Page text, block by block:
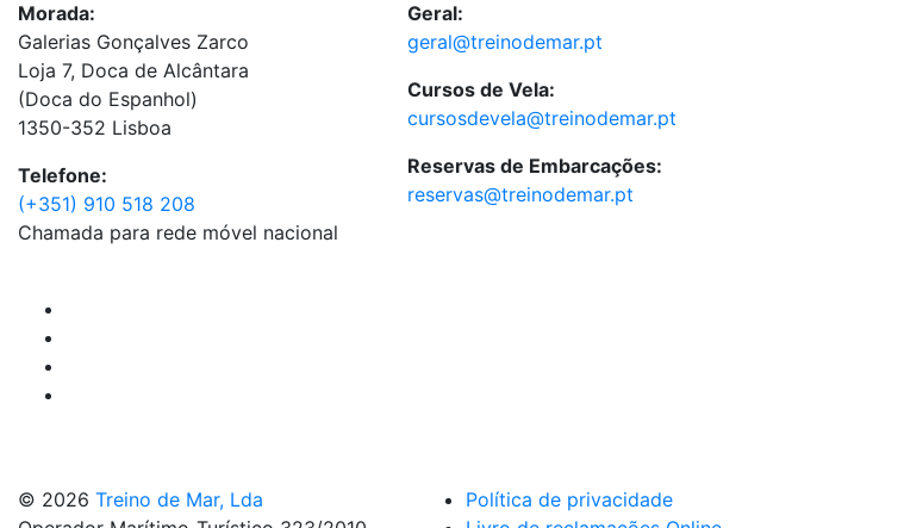
Morada:
Galerias Gonçalves Zarco
Loja 7, Doca de Alcântara
(Doca do Espanhol)
1350-352 Lisboa
Telefone:
(+351) 910 518 208
Chamada para rede móvel nacional
Geral:
geral@treinodemar.pt
Cursos de Vela:
cursosdevela@treinodemar.pt
Reservas de Embarcações:
reservas@treinodemar.pt
© 2026 Treino de Mar, Lda
Política de privacidade